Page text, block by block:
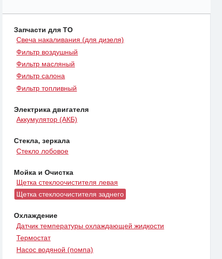
Запчасти для ТО
Свеча накаливания (для дизеля)
Фильтр воздушный
Фильтр масляный
Фильтр салона
Фильтр топливный
Электрика двигателя
Аккумулятор (АКБ)
Стекла, зеркала
Стекло лобовое
Мойка и Очистка
Щетка стеклоочистителя левая
Щетка стеклоочистителя заднего
Охлаждение
Датчик температуры охлаждающей жидкости
Термостат
Насос водяной (помпа)